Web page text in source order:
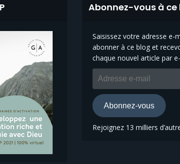
Abonnez-vous à
Saisissez votre adresse e-
abonner à ce blog et
chaque nouvel article par
Adresse
e-
mail
Abonnez-vous
Rejoignez 13 milliers